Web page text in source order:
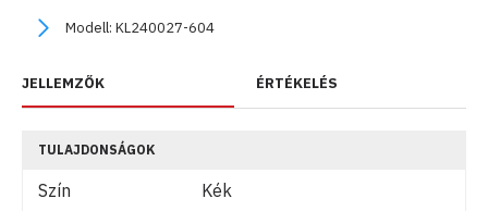
Modell: KL240027-604
JELLEMZŐK ÉRTÉKELÉS
TULAJDONSÁGOK
Szín
Kék